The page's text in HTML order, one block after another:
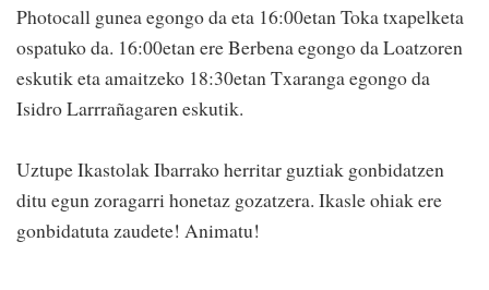
Photocall gunea egongo da eta 16:00etan Toka txapelketa
ospatuko da. 16:00etan ere Berbena egongo da Loatzoren
eskutik eta amaitzeko 18:30etan Txaranga egongo da
Isidro Larrrañagaren eskutik.
Uztupe Ikastolak Ibarrako herritar guztiak gonbidatzen
ditu egun zoragarri honetaz gozatzera. Ikasle ohiak ere
gonbidatuta zaudete! Animatu!